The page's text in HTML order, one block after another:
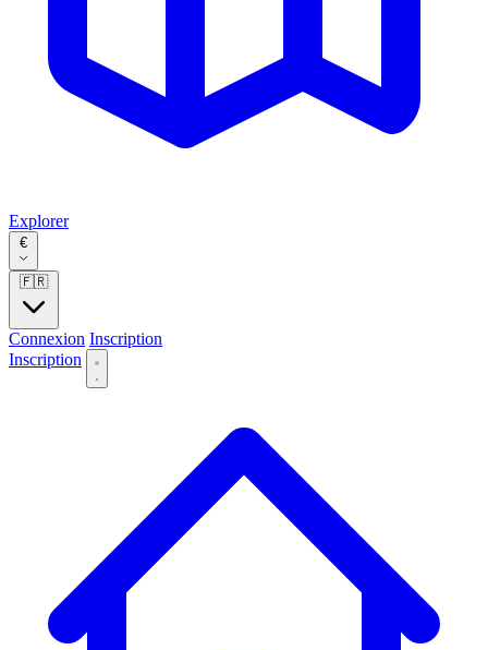
Explorer
€
🇫🇷
Connexion Inscription
Inscription